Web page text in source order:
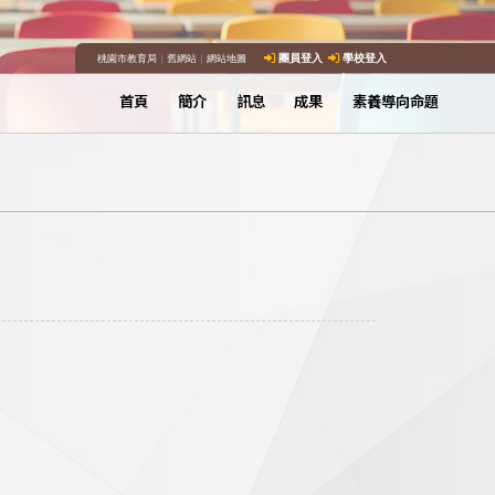
桃園市教育局｜ 舊網站｜ 網站地圖 團員登入 學校登入
首頁 簡介 訊息 成果 素養導向命題